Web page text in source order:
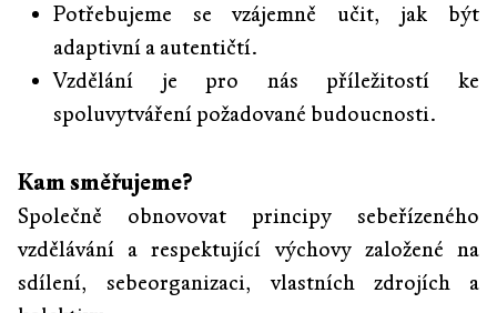
Potřebujeme se vzájemně učit, jak být
adaptivní a autentičtí.
Vzdělání je pro nás příležitostí ke
spoluvytváření požadované budoucnosti.
Kam směřujeme?
Společně obnovovat principy sebeřízeného
vzdělávání a respektující výchovy založené na
sdílení, sebeorganizaci, vlastních zdrojích a